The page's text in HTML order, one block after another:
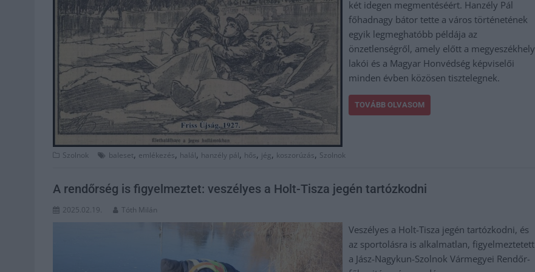
két idegen megmentéséért. Hanzély Pál
főhadnagy bátor tette a város történetének
egyik legmeghatóbb példája az
önzetlenségről, amely előtt a megyeszékhely
lakói és a Magyar Honvédség képviselői
minden évben közösen tisztelegnek.
TOVÁBB OLVASOM
Szolnok baleset, emlékezés, halál, hanzély pál, hős, jég, koszorúzás, Szolnok
A rendőrség is figyelmeztet: veszélyes a Holt-Tisza jegén tartózkodni
2025.02.19. Tóth Milán
Veszélyes a Holt-Tisza jegén tartózkodni, és
az sportolásra is alkalmatlan, figyelmeztetett
a Jász-Nagykun-Szolnok Vármegyei Rendőr-